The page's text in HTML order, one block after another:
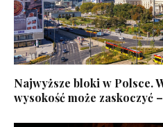
Najwyższe bloki w Polsce.
wysokość może zaskoczyć